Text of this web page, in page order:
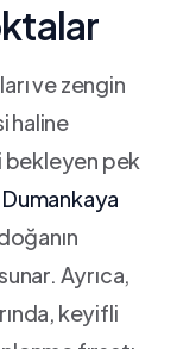
ve zengin
haline
pek
Dumankaya
Ayrıca,
keyifli